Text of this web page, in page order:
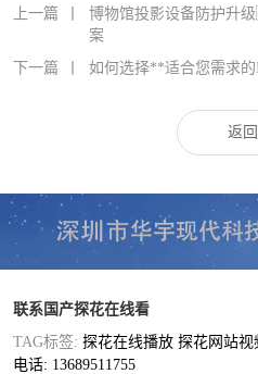
上一篇
博物馆投影设备防护升
案
下一篇
如何选择**适合您需求
返回
联系国产探花在线看
TAG标签: 探花在线播放 探花网站视
电话: 13689511755